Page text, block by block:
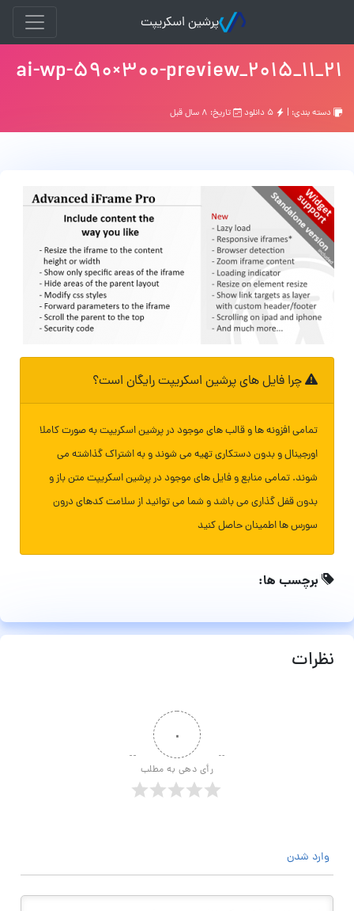
پرشین اسکریپت
ai-wp-590×300-preview_2015_11_21
دسته بندی: | تاریخ: ۸ سال قبل
چرا فایل های پرشین اسکریپت رایگان است؟
تمامی افزونه ها و قالب های موجود در پرشین اسکریپت به صورت کاملا
اورجینال و بدون دستکاری تهیه می شوند و به اشتراک گذاشته می
شوند. تمامی منابع و فایل های موجود در پرشین اسکریپت متن باز و
بدون قفل گذاری می باشد و شما می توانید از سلامت کدهای درون
سورس ها اطمینان حاصل کنید
برچسب ها:
نظرات
۰
رأی دهی به مطلب
وارد شدن